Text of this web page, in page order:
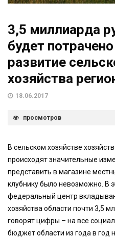
3,5 миллиарда
будет
развитие
хозяйства
18.06.2017
просмотров
В сельском хозяйстве
происходят значительные
представить в магазине
клубнику было невозможно. В
федеральный центр
хозяйства области почти 3,5
говорят цифры – на все
бюджет области из года в год